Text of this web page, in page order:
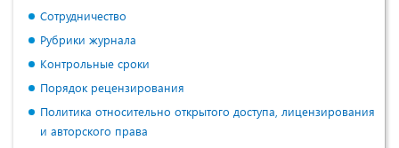
Сотрудничество
Рубрики журнала
Контрольные сроки
Порядок рецензирования
Политика относительно открытого доступа, лицензирования
и авторского права